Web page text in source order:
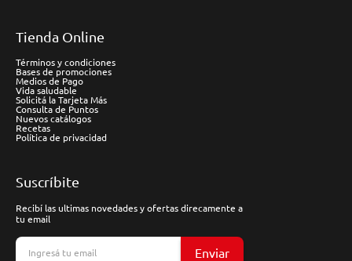
Tienda Online
Términos y condiciones
Bases de promociones
Medios de Pago
Vida saludable
Solicitá la Tarjeta Más
Consulta de Puntos
Nuevos catálogos
Recetas
Política de privacidad
Suscríbite
Recibí las ultimas novedades y ofertas direcamente a
tu email
Enviar